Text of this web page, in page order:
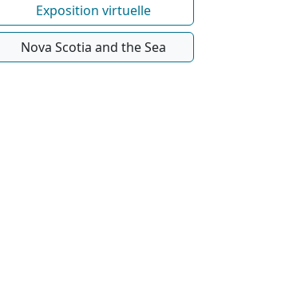
Exposition virtuelle
Nova Scotia and the Sea